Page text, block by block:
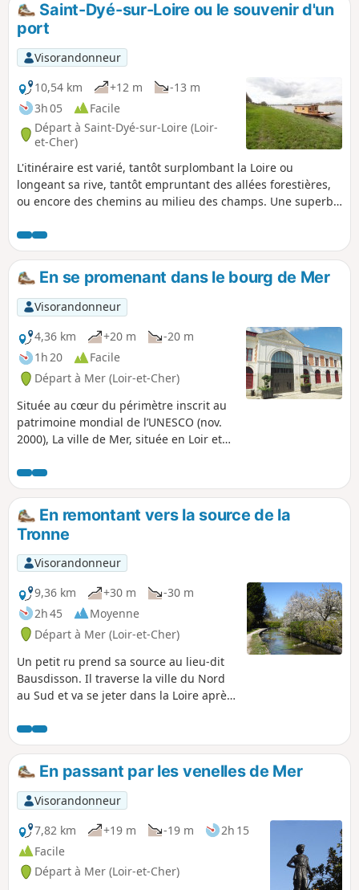
p
Saint-Dyé-sur-Loire ou le souvenir d'un
port
Visorandonneur
10,54 km
+12 m
-13 m
3h 05
Facile
Départ à Saint-Dyé-sur-Loire (Loir-
et-Cher)
L'itinéraire est varié, tantôt surplombant la Loire ou
longeant sa rive, tantôt empruntant des allées forestières,
ou encore des chemins au milieu des champs. Une superbe
une page d'histoire.
En se promenant dans le bourg de Mer
Visorandonneur
4,36 km
+20 m
-20 m
1h 20
Facile
Départ à Mer (Loir-et-Cher)
Située au cœur du périmètre inscrit au
patrimoine mondial de l’UNESCO (nov.
2000), La ville de Mer, située en Loir et
environnement/patrimoine architectural
de qualité, enrichi au fil des siècles. Mer
est aussi fortement influencée par la
Tronne. Cet affluent de la Loire traverse
du Nord au Sud le territoire communal
en le divisant en deux.
En remontant vers la source de la
Tronne
Visorandonneur
9,36 km
+30 m
-30 m
2h 45
Moyenne
Départ à Mer (Loir-et-Cher)
Un petit ru prend sa source au lieu-dit
Bausdisson. Il traverse la ville du Nord
au Sud et va se jeter dans la Loire après
kilomètres. Cette petite rivière, appelée
la Tronne, donne un certain charme à la
ville de Mer. En effet, Mera signifie, en
latin, marais, lieu couvert d'eau, ce qui
est à l'origine du nom de Mer.
En passant par les venelles de Mer
Visorandonneur
7,82 km
+19 m -19 m
2h 15
Facile
Départ à Mer (Loir-et-Cher)